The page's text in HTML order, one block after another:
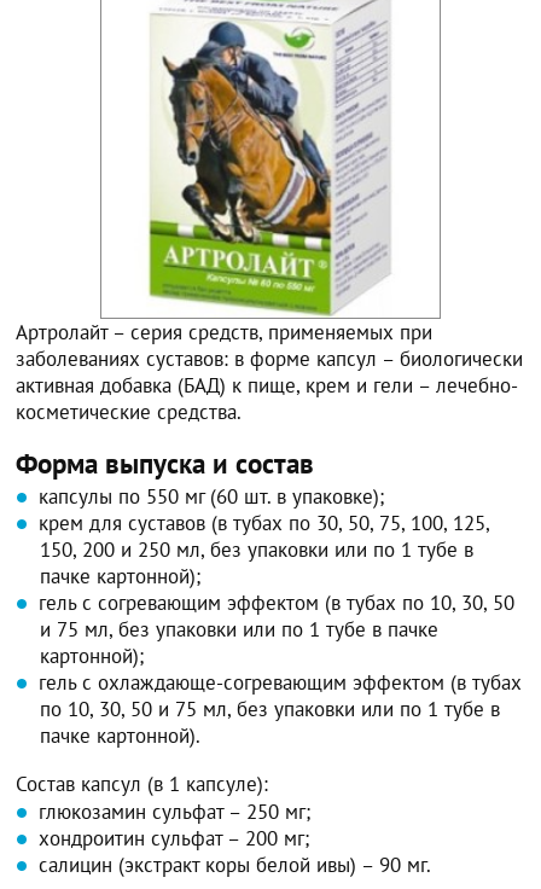
Артролайт – серия средств, применяемых при
заболеваниях суставов: в форме капсул – биологически
активная добавка (БАД) к пище, крем и гели – лечебно-
косметические средства.
Форма выпуска и состав
капсулы по 550 мг (60 шт. в упаковке);
крем для суставов (в тубах по 30, 50, 75, 100, 125,
150, 200 и 250 мл, без упаковки или по 1 тубе в
пачке картонной);
гель с согревающим эффектом (в тубах по 10, 30, 50
и 75 мл, без упаковки или по 1 тубе в пачке
картонной);
гель с охлаждающе-согревающим эффектом (в тубах
по 10, 30, 50 и 75 мл, без упаковки или по 1 тубе в
пачке картонной).
Состав капсул (в 1 капсуле):
глюкозамин сульфат – 250 мг;
хондроитин сульфат – 200 мг;
салицин (экстракт коры белой ивы) – 90 мг.